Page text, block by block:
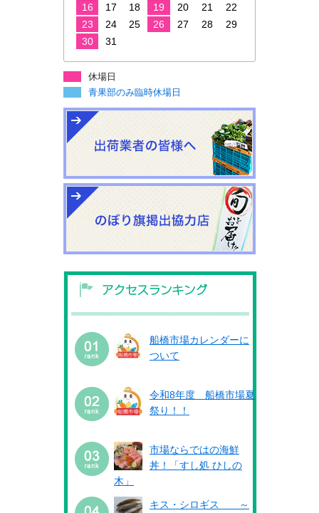
16
17 18 19 20 21
22
23
24 25 26 27 28
29
30
31
休場日
青果部のみ臨時休場日
船橋市場カレンダーに
ついて
令和8年度 船橋市場夏
祭り！！
市場ならではの海鮮
丼！「すし処 ひしの
木」
キス・シロギス ～